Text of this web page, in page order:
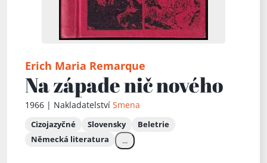
Erich Maria Remarque
Na západe nič nového
1966 | Nakladatelství Smena
Cizojazyčné Slovensky
Beletrie
Německá literatura
...